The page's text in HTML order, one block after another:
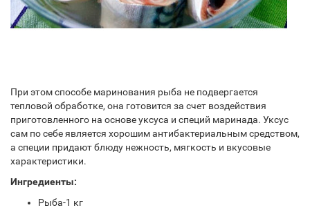
При этом способе маринования рыба не подвергается
тепловой обработке, она готовится за счет воздействия
приготовленного на основе уксуса и специй маринада. Уксус
сам по себе является хорошим антибактериальным средством,
а специи придают блюду нежность, мягкость и вкусовые
характеристики.
Ингредиенты:
Рыба-1 кг